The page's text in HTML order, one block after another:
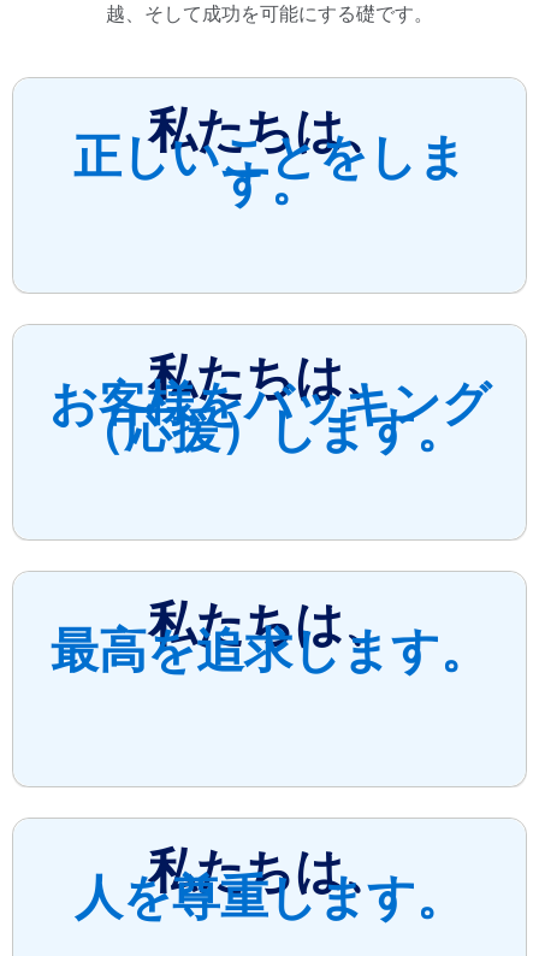
越、そして成功を可能にする礎です。
私たちは、
正しいことをしま
す。
私たちは、
お客様をバッキング
（応援）します。
私たちは、
最高を追求します。
私たちは、
人を尊重します。